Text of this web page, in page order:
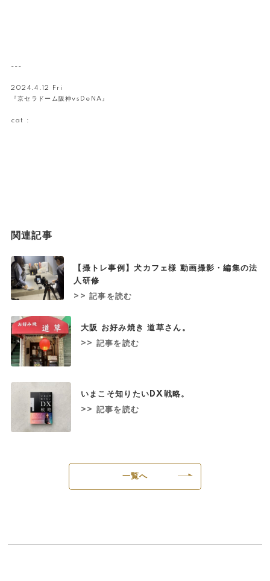
---
2024.4.12 Fri
『京セラドーム阪神vsDeNA』
cat :
関連記事
【撮トレ事例】犬カフェ様 動画撮影・編集の法
人研修
>> 記事を読む
大阪 お好み焼き 道草さん。
>> 記事を読む
いまこそ知りたいDX戦略。
>> 記事を読む
一覧へ